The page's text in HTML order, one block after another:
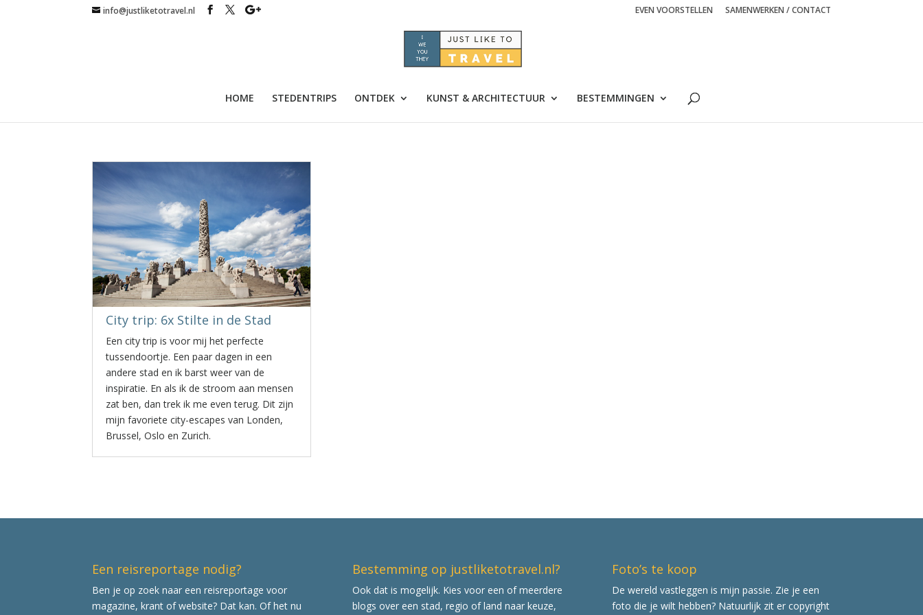
info@justliketotravel.nl EVEN VOORSTELLEN SAMENWERKEN / CONTACT
HOME STEDENTRIPS ONTDEK KUNST & ARCHITECTUUR BESTEMMINGEN
City trip: 6x Stilte in de Stad
Een city trip is voor mij het perfecte
tussendoortje. Een paar dagen in een
andere stad en ik barst weer van de
inspiratie. En als ik de stroom aan mensen
zat ben, dan trek ik me even terug. Dit zijn
mijn favoriete city-escapes van Londen,
Brussel, Oslo en Zurich.
Een reisreportage nodig?
Ben je op zoek naar een reisreportage voor
magazine, krant of website? Dat kan. Of het nu
Bestemming op justliketotravel.nl?
Ook dat is mogelijk. Kies voor een of meerdere
blogs over een stad, regio of land naar keuze,
Foto’s te koop
De wereld vastleggen is mijn passie. Zie je een
foto die je wilt hebben? Natuurlijk zit er copyright